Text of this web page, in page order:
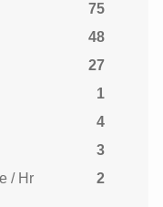
75
48
27
1
4
3
2